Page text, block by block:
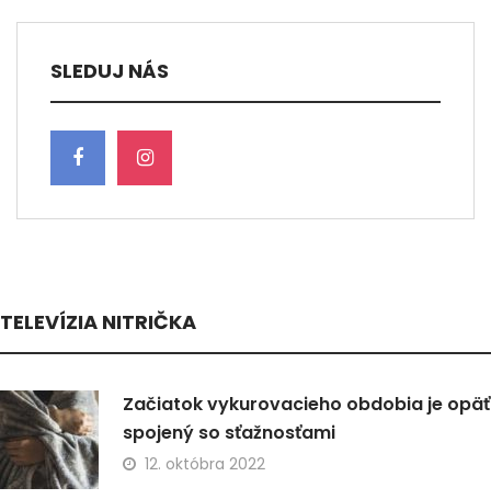
SLEDUJ NÁS
TELEVÍZIA NITRIČKA
Začiatok vykurovacieho obdobia je opäť
spojený so sťažnosťami
12. októbra 2022